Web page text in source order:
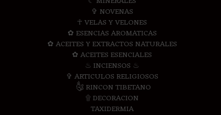
✞ NOVENAS
☥ VELAS Y VELONES
✿ ESENCIAS AROMATICAS
✿ ACEITES Y EXTRACTOS NATURALES
✿ ACEITES ESENCIALES
♨ INCIENSOS ♨
✞ ARTICULOS RELIGIOSOS
༃ RINCON TIBETANO
۩ DECORACION
TAXIDERMIA